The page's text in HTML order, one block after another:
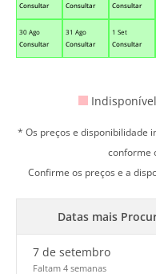
Consultar
Consultar
Consultar
30 Ago
Consultar
31 Ago
Consultar
1 Set
Consultar
Indisponível
* Os preços e disponibilidade
conforme
Confirme os preços e a
Datas mais
7 de setembro
Faltam 4 semanas